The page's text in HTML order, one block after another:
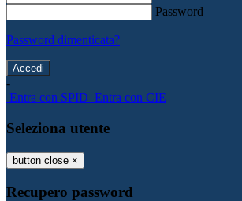
Password
Password dimenticata?
-
Entra con SPID Entra con CIE
Seleziona utente
button close ×
Recupero password